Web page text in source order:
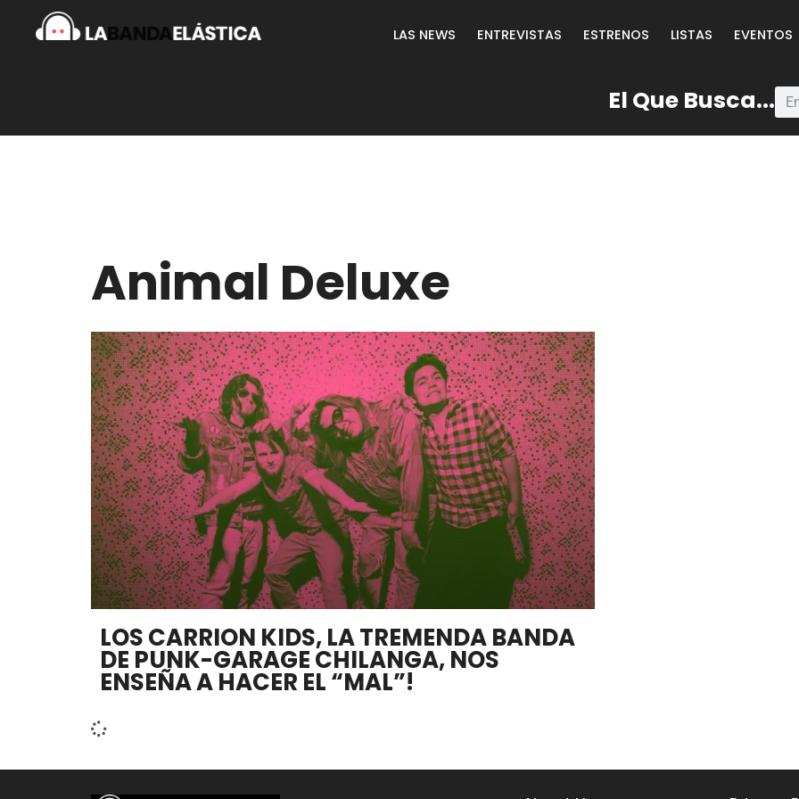
LAS NEWS ENTREVISTAS ESTRENOS LISTAS EVENTOS
El Que Busca...
Animal Deluxe
LOS CARRION KIDS, LA TREMENDA BANDA
DE PUNK-GARAGE CHILANGA, NOS
ENSEÑA A HACER EL “MAL”!